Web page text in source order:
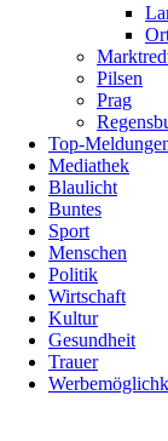
Pilsen
Prag
Top-
Mediathek
Blaulicht
Buntes
Sport
Menschen
Politik
Wirtschaft
Kultur
Gesundheit
Trauer